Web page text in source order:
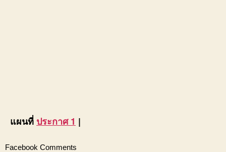
แผนที่ ประกาศ 1 |
Facebook Comments